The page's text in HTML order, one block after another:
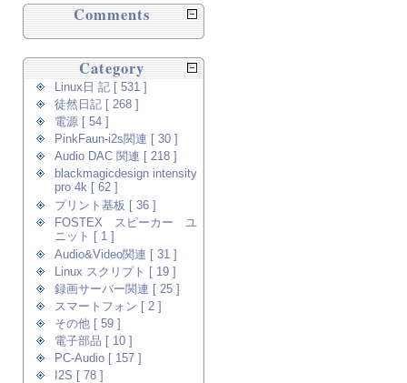
Comments
Category
Linux日 記 [ 531 ]
徒然日記 [ 268 ]
電源 [ 54 ]
PinkFaun-i2s関連 [ 30 ]
Audio DAC 関連 [ 218 ]
blackmagicdesign intensity
pro 4k [ 62 ]
プリント基板 [ 36 ]
FOSTEX スピーカー ユ
ニット [ 1 ]
Audio&Video関連 [ 31 ]
Linux スクリプト [ 19 ]
録画サーバー関連 [ 25 ]
スマートフォン [ 2 ]
その他 [ 59 ]
電子部品 [ 10 ]
PC-Audio [ 157 ]
I2S [ 78 ]